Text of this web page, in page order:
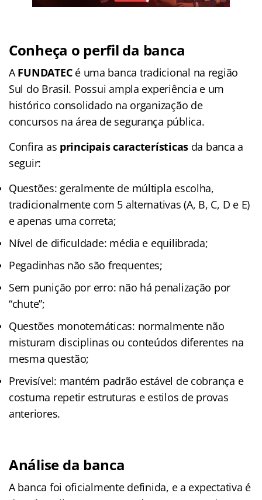
Conheça o perfil da banca
AFUNDATECé uma banca tradicional na região
Sul do Brasil. Possui ampla experiência e um
histórico consolidado na organização de
concursos na área de segurança pública.
Confira as principais características da banca a
seguir:
Questões: geralmente de múltipla escolha,
tradicionalmente com 5 alternativas (A, B, C, D e E)
e apenas uma correta;
Nível de dificuldade: média e equilibrada;
Pegadinhas não são frequentes;
Sem punição por erro: não há penalização por
“chute”;
Questões monotemáticas: normalmente não
misturam disciplinas ou conteúdos diferentes na
mesma questão;
Previsível: mantém padrão estável de cobrança e
costuma repetir estruturas e estilos de provas
anteriores.
Análise da banca
A banca foi oficialmente definida, e a expectativa é